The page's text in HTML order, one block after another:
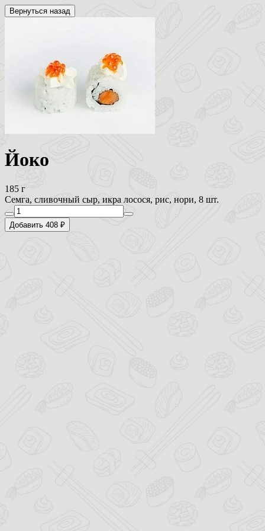
Вернуться назад
Йоко
185 г
Семга, сливочный сыр, икра лосося, рис, нори, 8 шт.
Добавить 408 ₽